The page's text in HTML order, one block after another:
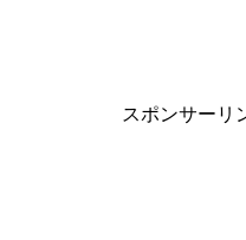
スポンサーリ